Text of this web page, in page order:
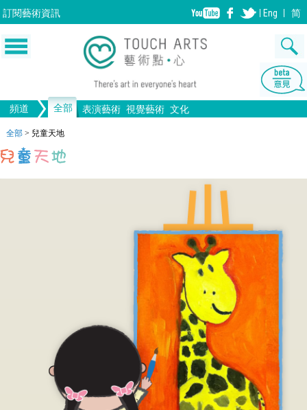
訂閱藝術資訊 Eng 简
頻道 全部 表演藝術 視覺藝術 文化
音樂
歌劇/音樂劇
全部表演藝術
繪畫
手工藝
裝置
建築 全部視覺藝術
生活
全部 > 兒童天地